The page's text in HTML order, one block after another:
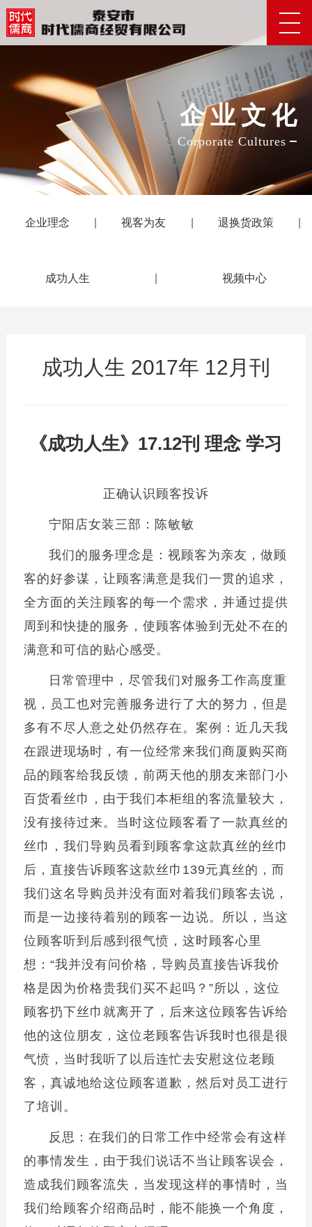
企业文化
Corporate Cultures
企业理念 视客为友 退换货政策
成功人生 视频中心
成功人生 2017年 12月刊
《成功人生》17.12刊 理念 学习
正确认识顾客投诉
宁阳店女装三部：陈敏敏
我们的服务理念是：视顾客为亲友，做顾
客的好参谋，让顾客满意是我们一贯的追求，
全方面的关注顾客的每一个需求，并通过提供
周到和快捷的服务，使顾客体验到无处不在的
满意和可信的贴心感受。
日常管理中，尽管我们对服务工作高度重
视，员工也对完善服务进行了大的努力，但是
多有不尽人意之处仍然存在。案例：近几天我
在跟进现场时，有一位经常来我们商厦购买商
品的顾客给我反馈，前两天他的朋友来部门小
百货看丝巾，由于我们本柜组的客流量较大，
没有接待过来。当时这位顾客看了一款真丝的
丝巾，我们导购员看到顾客拿这款真丝的丝巾
后，直接告诉顾客这款丝巾139元真丝的，而
我们这名导购员并没有面对着我们顾客去说，
而是一边接待着别的顾客一边说。所以，当这
位顾客听到后感到很气愤，这时顾客心里
想：“我并没有问价格，导购员直接告诉我价
格是因为价格贵我们买不起吗？”所以，这位
顾客扔下丝巾就离开了，后来这位顾客告诉给
他的这位朋友，这位老顾客告诉我时也很是很
气愤，当时我听了以后连忙去安慰这位老顾
客，真诚地给这位顾客道歉，然后对员工进行
了培训。
反思：在我们的日常工作中经常会有这样
的事情发生，由于我们说话不当让顾客误会，
造成我们顾客流失，当发现这样的事情时，当
我们给顾客介绍商品时，能不能换一个角度，